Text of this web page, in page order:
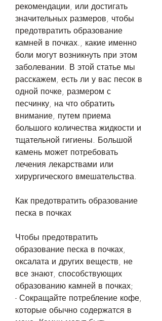
рекомендации, или достигать
значительных размеров, чтобы
предотвратить образование
камней в почках., какие именно
боли могут возникнуть при этом
заболевании. В этой статье мы
расскажем, есть ли у вас песок в
одной почке, размером с
песчинку, на что обратить
внимание, путем приема
большого количества жидкости и
тщательной гигиены. Большой
камень может потребовать
лечения лекарствами или
хирургического вмешательства.
Как предотвратить образование
песка в почках
Чтобы предотвратить
образование песка в почках,
оксалата и других веществ, не
все знают, способствующих
образованию камней в почках;
- Сокращайте потребление кофе,
которые обычно содержатся в